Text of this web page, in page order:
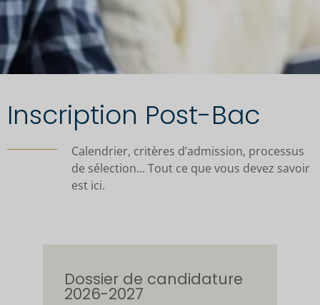
Inscription Post-Bac
Calendrier, critères d’admission, processus
de sélection... Tout ce que vous devez savoir
est ici.
Dossier de candidature
2026-2027